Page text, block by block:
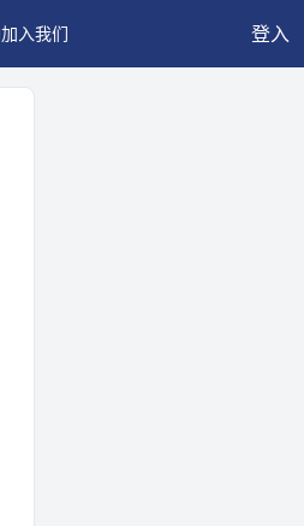
加入我们 登入